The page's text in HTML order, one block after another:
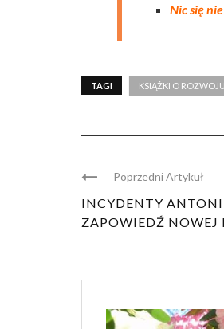
Nic się
TAGI KSIĄŻKI O
Poprzedni Artykuł
INCYDENTY
ZAPOWIEDŹ NOWEJ